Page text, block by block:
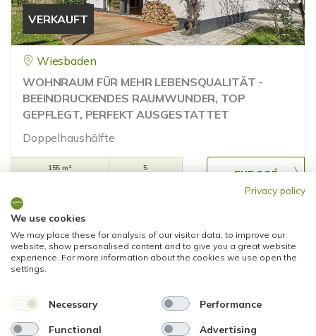
VERKAUFT
Wiesbaden
WOHNRAUM FÜR MEHR LEBENSQUALITÄT -
BEEINDRUCKENDES RAUMWUNDER, TOP
GEPFLEGT, PERFEKT AUSGESTATTET
Doppelhaushälfte
155 m²
5
VERKAUFT
Privacy policy
We use cookies
We may place these for analysis of our visitor data, to improve our
website, show personalised content and to give you a great website
experience. For more information about the cookies we use open the
settings.
Necessary Performance
Functional Advertising